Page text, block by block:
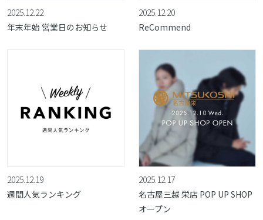
2025.12.22
年末年始 営業日のお知らせ
2025.12.20
ReCommend
2025.12.19
週間人気ランキング
2025.12.17
名古屋三越 栄店 POP UP SHOP
オープン